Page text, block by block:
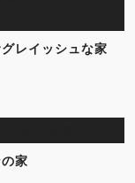
レイッシュな家
家